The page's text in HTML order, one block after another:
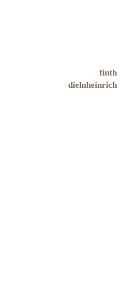
finth
dielnheinrich